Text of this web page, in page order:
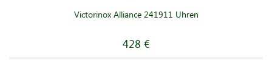
Victorinox Alliance 241911 Uhren
428 €